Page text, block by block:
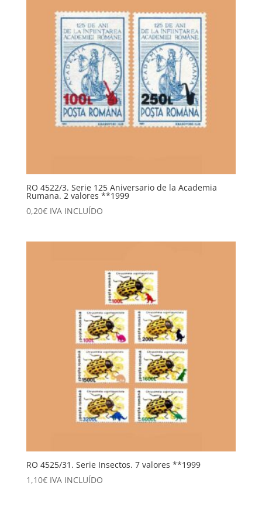
RO 4522/3. Serie 125 Aniversario de la Academia
Rumana. 2 valores **1999
0,20€ IVA INCLUÍDO
RO 4525/31. Serie Insectos. 7 valores **1999
1,10€ IVA INCLUÍDO